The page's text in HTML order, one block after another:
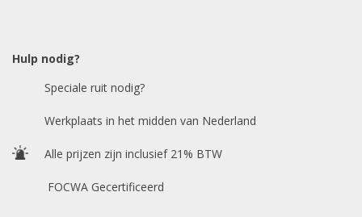
E-mailadres *
Hulp nodig?
Speciale ruit nodig?
Werkplaats in het midden van Nederland
Alle prijzen zijn inclusief 21% BTW
FOCWA Gecertificeerd